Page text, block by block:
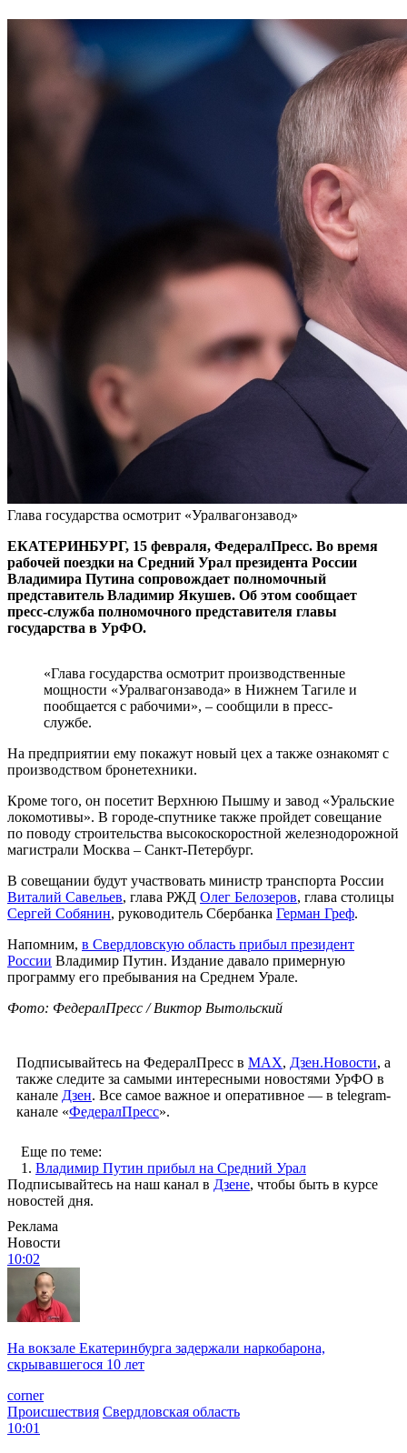
Глава государства осмотрит «Уралвагонзавод»
ЕКАТЕРИНБУРГ, 15 февраля, ФедералПресс. Во время
рабочей поездки на Средний Урал президента России
Владимира Путина сопровождает полномочный
представитель Владимир Якушев. Об этом сообщает
пресс-служба полномочного представителя главы
государства в УрФО.
«Глава государства осмотрит производственные
мощности «Уралвагонзавода» в Нижнем Тагиле и
пообщается с рабочими», – сообщили в пресс-
службе.
На предприятии ему покажут новый цех а также ознакомят с
производством бронетехники.
Кроме того, он посетит Верхнюю Пышму и завод «Уральские
локомотивы». В городе-спутнике также пройдет совещание
по поводу строительства высокоскоростной железнодорожной
магистрали Москва – Санкт-Петербург.
В совещании будут участвовать министр транспорта России
Виталий Савельев, глава РЖД Олег Белозеров, глава столицы
Сергей Собянин, руководитель Сбербанка Герман Греф.
Напомним, в Свердловскую область прибыл президент
России Владимир Путин. Издание давало примерную
программу его пребывания на Среднем Урале.
Фото: ФедералПресс / Виктор Вытольский
Подписывайтесь на ФедералПресс в МАХ, Дзен.Новости, а
также следите за самыми интересными новостями УрФО в
канале Дзен. Все самое важное и оперативное — в telegram-
канале «ФедералПресс».
Еще по теме:
1. Владимир Путин прибыл на Средний Урал
Подписывайтесь на наш канал в Дзене, чтобы быть в курсе
новостей дня.
Реклама
Новости
10:02
На вокзале Екатеринбурга задержали наркобарона,
скрывавшегося 10 лет
corner
Происшествия Свердловская область
10:01